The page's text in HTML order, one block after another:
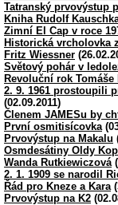
Tatranský prvovýstup
Kniha Rudolf
Zimní El Cap v roce
Historická vrcholovka
Fritz Wiessner
Světový pohár v
Revoluční rok Tomáše
2. 9. 1961 prostoupili
(02.09.2011)
Členem JAMESu by
První osmitisícovka
Prvovýstup na Makalu
Osmdesátiny Oldy
Wanda Rutkiewiczová
2. 1. 1909 se narodil
Řád pro Kneze a Kara
Prvovýstup na K2